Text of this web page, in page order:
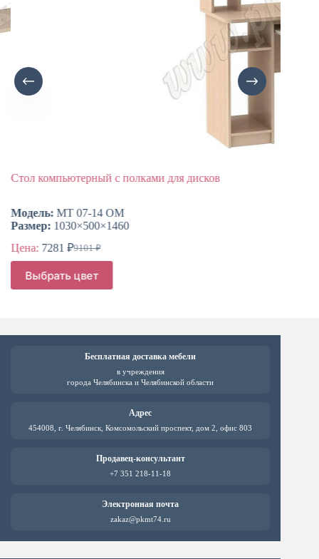
Стол компьютерный с полками для дисков
Модель:МТ 07-14 ОМ
Размер:1030×500×1460
Цена:
9101₽
Первоначальная
составляла
9101 ₽.
7281₽Текущая
7281 ₽.
Выбрать цвет
Этот
товар
имеет
Бесплатная доставка мебели
в учреждения
города Челябинска и Челябинской области
Адрес
454008, г. Челябинск, Комсомольский проспект, дом 2, офис 803
Продавец-консультант
+7 351 218-11-18
Электронная почта
zakaz@pkmt74.ru